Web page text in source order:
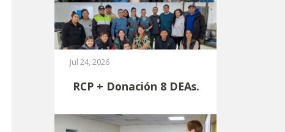
Jul 24, 2026
RCP + Donación 8 DEAs.